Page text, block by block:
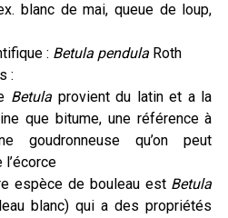
blanc de mai, queue de loup,
: Betula pendula Roth
:
Betula provient du latin et a la
que bitume, une référence à
goudronneuse qu’on peut
l’écorce
espèce de bouleau est Betula
blanc) qui a des propriétés